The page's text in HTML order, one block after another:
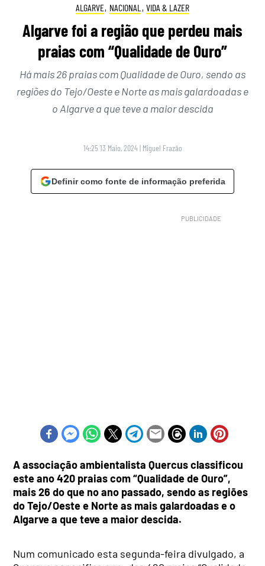
ALGARVE, NACIONAL , VIDA & LAZER
Algarve foi a região que perdeu mais
praias com “Qualidade de Ouro”
Há mais 26 praias com Qualidade de Ouro, sendo as
regiões do Tejo/Oeste e Norte as mais galardoadas e
o Algarve a que teve a maior descida
14:25 13 Maio, 2024 | Miguel Frazão
Definir como fonte de informação preferida
A associação ambientalista Quercus classificou
este ano 420 praias com “Qualidade de Ouro”,
mais 26 do que no ano passado, sendo as regiões
do Tejo/Oeste e Norte as mais galardoadas e o
Algarve a que teve a maior descida.
Num comunicado esta segunda-feira divulgado, a